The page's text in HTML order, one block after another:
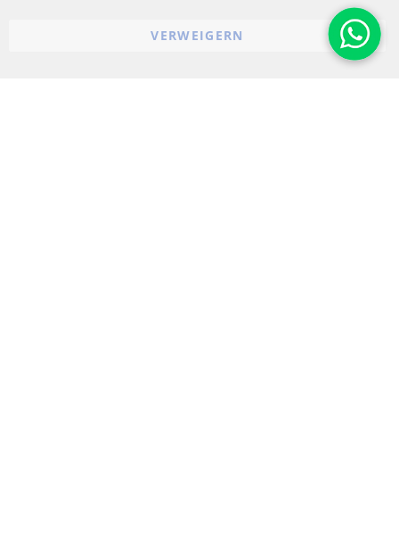
VERWEIGERN